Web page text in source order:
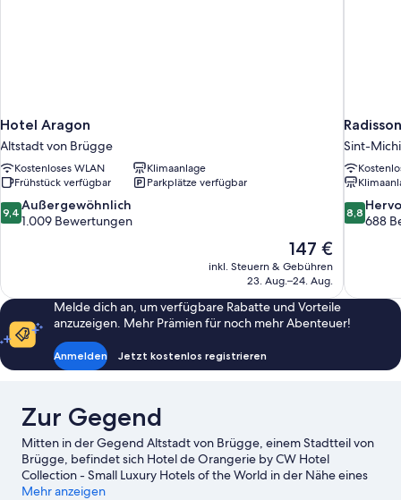
Hotel Aragon
Altstadt von Brügge
Kostenloses WLAN
Klimaanlage
Frühstück verfügbar
Parkplätze verfügbar
9.4
von
Bewertungen
9,4 Außergewöhnlich
1.009 Bewertungen
Der
Preis
beträgt
147 €
inkl. Steuern & Gebühren
23. Aug.–24. Aug.
Sint-
8.8
von
8,8
688
Melde dich an, um verfügbare Rabatte und Vorteile
anzuzeigen. Mehr Prämien für noch mehr Abenteuer!
Anmelden Jetzt kostenlos registrieren
Zur Gegend
Mitten in der Gegend Altstadt von Brügge, einem Stadtteil von
Brügge, befindet sich Hotel de Orangerie by CW Hotel
Collection - Small Luxury Hotels of the World in der Nähe eines
Bahnhofs und direkt am Wasser. Heilig-Blut-Basilika und Belfort
Mehr anzeigen